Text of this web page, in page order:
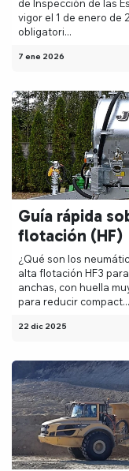
de Inspección de las
vigor el 1 de enero de
obligatori...
7 ene 2026
Guía rápida
flotación (HF)
¿Qué son los
alta flotación HF3
anchas, con huella
para reducir compact...
22 dic 2025